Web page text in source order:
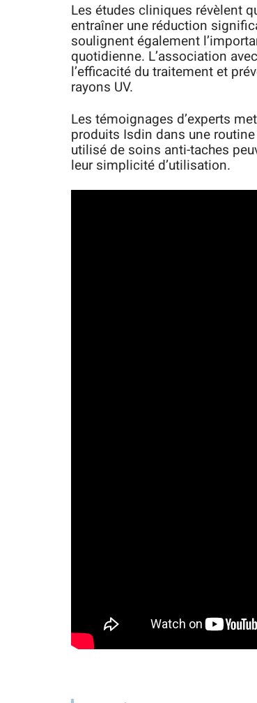
Les études cliniques révèlent
entraîner une réduction
soulignent également
quotidienne. L’association
l’efficacité du traitement et
rayons UV.
Les témoignages d’experts
produits Isdin dans une
utilisé de soins anti-taches
leur simplicité d’utilisation.